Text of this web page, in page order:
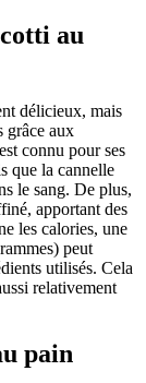
au
délicieux, mais
grâce aux
connu pour ses
que la cannelle
le sang. De plus,
apportant des
les calories, une
peut
utilisés. Cela
relativement
pain